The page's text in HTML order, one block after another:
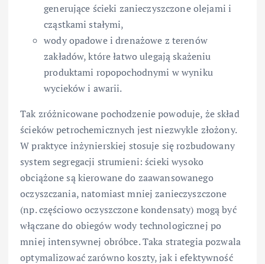
generujące ścieki zanieczyszczone olejami i
cząstkami stałymi,
wody opadowe i drenażowe z terenów
zakładów, które łatwo ulegają skażeniu
produktami ropopochodnymi w wyniku
wycieków i awarii.
Tak zróżnicowane pochodzenie powoduje, że skład
ścieków petrochemicznych jest niezwykle złożony.
W praktyce inżynierskiej stosuje się rozbudowany
system segregacji strumieni: ścieki wysoko
obciążone są kierowane do zaawansowanego
oczyszczania, natomiast mniej zanieczyszczone
(np. częściowo oczyszczone kondensaty) mogą być
włączane do obiegów wody technologicznej po
mniej intensywnej obróbce. Taka strategia pozwala
optymalizować zarówno koszty, jak i efektywność